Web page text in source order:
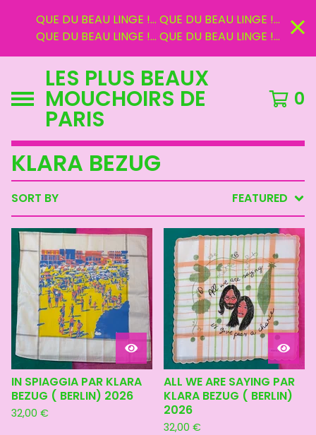
QUE DU BEAU LINGE !... QUE DU BEAU LINGE !...
QUE DU BEAU LINGE !... QUE DU BEAU LINGE !...
LES PLUS BEAUX
MOUCHOIRS DE
PARIS
0
KLARA BEZUG
SORT BY FEATURED
IN SPIAGGIA PAR KLARA
BEZUG ( BERLIN) 2026
32,00 €
ALL WE ARE SAYING PAR
KLARA BEZUG ( BERLIN)
2026
32,00 €